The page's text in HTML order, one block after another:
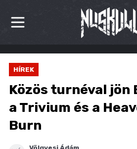
HÍREK
KRITIKÁK
BESZÁMOLÓK
INTERJÚK
PREMIEREK
HÍREK
Közös turnéval jön
a Trivium és a
Burn
Völgyesi Ádám